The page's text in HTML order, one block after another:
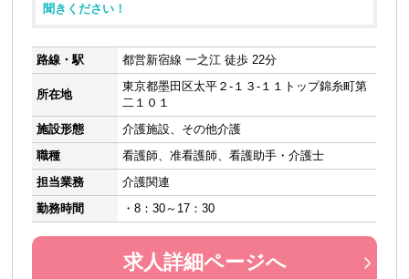
聞きください！
路線・駅 都営新宿線 一之江 徒歩 22分
所在地
東京都墨田区太平２-１３-１１トップ錦糸町第
二１０１
施設形態
介護施設、その他介護
職種
看護師、准看護師、看護助手・介護士
担当業務
介護関連
勤務時間
・8：30～17：30
求人詳細ページへ